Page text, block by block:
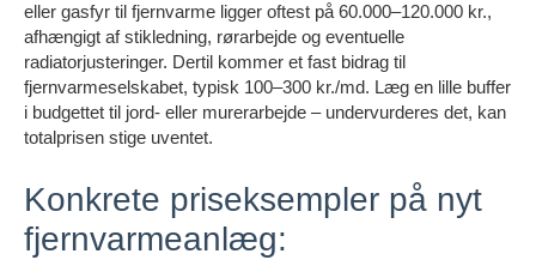
eller gasfyr til fjernvarme ligger oftest på 60.000–120.000 kr.,
afhængigt af stikledning, rørarbejde og eventuelle
radiatorjusteringer. Dertil kommer et fast bidrag til
fjernvarmeselskabet, typisk 100–300 kr./md. Læg en lille buffer
i budgettet til jord- eller murerarbejde – undervurderes det, kan
totalprisen stige uventet.
Konkrete priseksempler på nyt
fjernvarmeanlæg: